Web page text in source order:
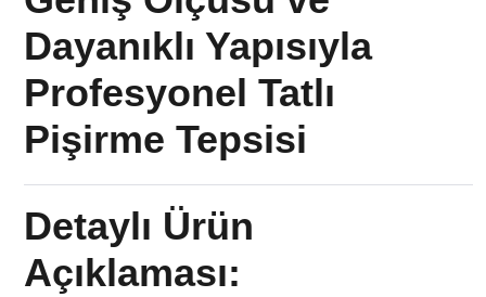
Dayanıklı Yapısıyla
Profesyonel Tatlı
Pişirme Tepsisi
Detaylı Ürün
Açıklaması: